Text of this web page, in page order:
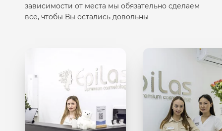
зависимости от места мы обязательно сделаем
все, чтобы Вы остались довольны